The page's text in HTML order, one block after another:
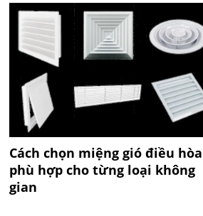
Cách chọn miệng gió điều hòa
phù hợp cho từng loại không
gian